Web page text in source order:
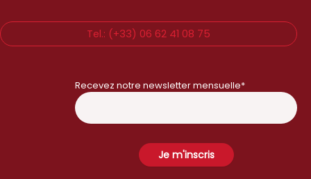
Tel.: (+33) 06 62 41 08 75
Recevez notre newsletter mensuelle*